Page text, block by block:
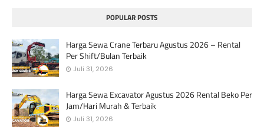
POPULAR POSTS
Harga Sewa Crane Terbaru Agustus 2026 – Rental
Per Shift/Bulan Terbaik
Juli 31, 2026
Harga Sewa Excavator Agustus 2026 Rental Beko Per
Jam/Hari Murah & Terbaik
Juli 31, 2026